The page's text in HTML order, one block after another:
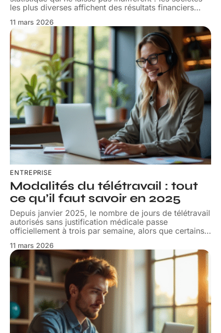
les plus diverses affichent des résultats financiers…
11 mars 2026
ENTREPRISE
Modalités du télétravail : tout
ce qu’il faut savoir en 2025
Depuis janvier 2025, le nombre de jours de télétravail
autorisés sans justification médicale passe
officiellement à trois par semaine, alors que certains…
11 mars 2026